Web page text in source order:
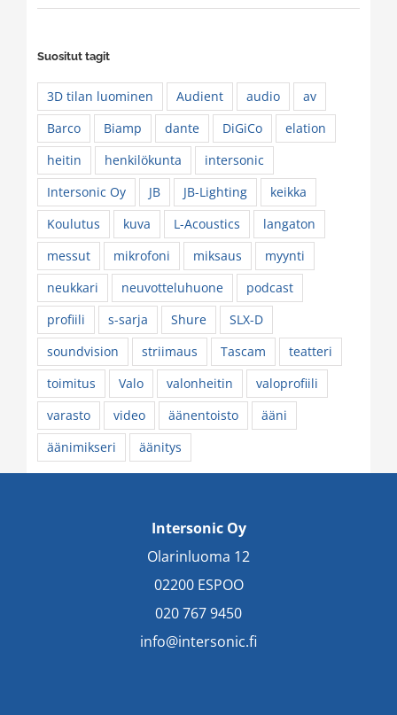
Suositut tagit
3D tilan luominen Audient audio
av
Barco
Biamp dante DiGiCo
elation
heitin
henkilökunta
intersonic
Intersonic Oy
JB JB-Lighting
keikka
Koulutus
kuva L-Acoustics
langaton
messut
mikrofoni miksaus
myynti
neukkari
neuvotteluhuone
podcast
profiili
s-sarja Shure
SLX-D
soundvision
striimaus Tascam
teatteri
toimitus
Valo valonheitin
valoprofiili
varasto
video äänentoisto
ääni
äänimikseri
äänitys
Intersonic Oy
Olarinluoma 12
02200 ESPOO
020 767 9450
info@intersonic.fi